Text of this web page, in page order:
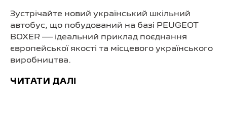
Зустрічайте новий український шкільний
автобус, що побудований на базі PEUGEOT
BOXER — ідеальний приклад поєднання
європейської якості та місцевого українського
виробництва.
ЧИТАТИ ДАЛІ